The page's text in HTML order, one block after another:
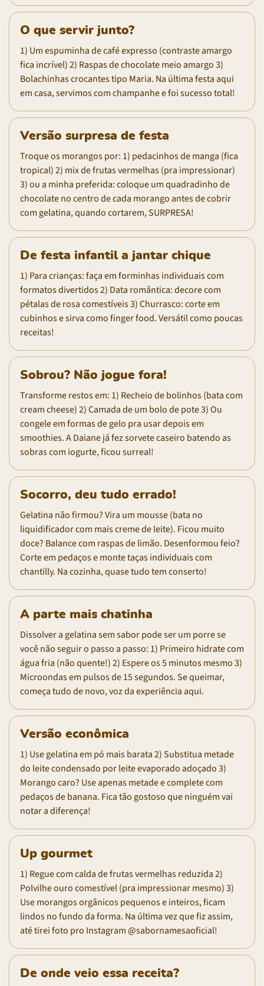
O que servir junto?
1) Um espuminha de café expresso (contraste amargo
fica incrível) 2) Raspas de chocolate meio amargo 3)
Bolachinhas crocantes tipo Maria. Na última festa aqui
em casa, servimos com champanhe e foi sucesso total!
Versão surpresa de festa
Troque os morangos por: 1) pedacinhos de manga (fica
tropical) 2) mix de frutas vermelhas (pra impressionar)
3) ou a minha preferida: coloque um quadradinho de
chocolate no centro de cada morango antes de cobrir
com gelatina, quando cortarem, SURPRESA!
De festa infantil a jantar chique
1) Para crianças: faça em forminhas individuais com
formatos divertidos 2) Data romântica: decore com
pétalas de rosa comestíveis 3) Churrasco: corte em
cubinhos e sirva como finger food. Versátil como poucas
receitas!
Sobrou? Não jogue fora!
Transforme restos em: 1) Recheio de bolinhos (bata com
cream cheese) 2) Camada de um bolo de pote 3) Ou
congele em formas de gelo pra usar depois em
smoothies. A Daiane já fez sorvete caseiro batendo as
sobras com iogurte, ficou surreal!
Socorro, deu tudo errado!
Gelatina não firmou? Vira um mousse (bata no
liquidificador com mais creme de leite). Ficou muito
doce? Balance com raspas de limão. Desenformou feio?
Corte em pedaços e monte taças individuais com
chantilly. Na cozinha, quase tudo tem conserto!
A parte mais chatinha
Dissolver a gelatina sem sabor pode ser um porre se
você não seguir o passo a passo: 1) Primeiro hidrate com
água fria (não quente!) 2) Espere os 5 minutos mesmo 3)
Microondas em pulsos de 15 segundos. Se queimar,
começa tudo de novo, voz da experiência aqui.
Versão econômica
1) Use gelatina em pó mais barata 2) Substitua metade
do leite condensado por leite evaporado adoçado 3)
Morango caro? Use apenas metade e complete com
pedaços de banana. Fica tão gostoso que ninguém vai
notar a diferença!
Up gourmet
1) Regue com calda de frutas vermelhas reduzida 2)
Polvilhe ouro comestível (pra impressionar mesmo) 3)
Use morangos orgânicos pequenos e inteiros, ficam
lindos no fundo da forma. Na última vez que fiz assim,
até tirei foto pro Instagram @sabornamesaoficial!
De onde veio essa receita?